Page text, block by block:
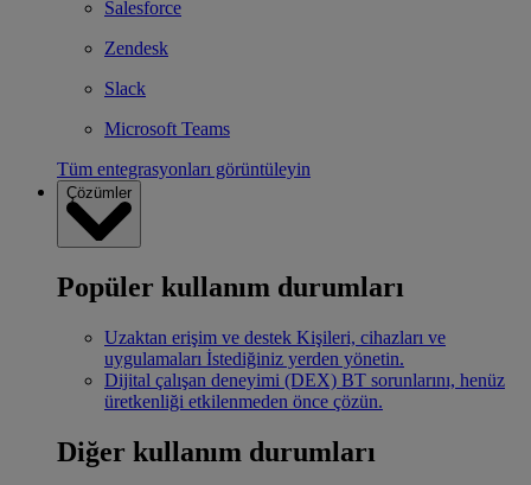
Salesforce
Zendesk
Slack
Microsoft Teams
Tüm entegrasyonları görüntüleyin
Çözümler
Popüler kullanım durumları
Uzaktan erişim ve destek Kişileri, cihazları ve
uygulamaları İstediğiniz yerden yönetin.
Dijital çalışan deneyimi (DEX) BT sorunlarını, henüz
üretkenliği etkilenmeden önce çözün.
Diğer kullanım durumları